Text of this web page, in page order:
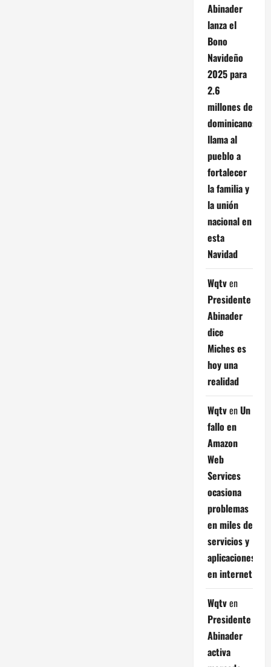
Abinader
lanza el
Bono
Navideño
2025 para
2.6
millones de
dominicanos;
llama al
pueblo a
fortalecer
la familia y
la unión
nacional en
esta
Navidad
Wqtven
Presidente
Abinader
dice
Miches es
hoy una
realidad
WqtvenUn
fallo en
Amazon
Web
Services
ocasiona
problemas
en miles de
servicios y
aplicaciones
en internet
Wqtven
Presidente
Abinader
activa